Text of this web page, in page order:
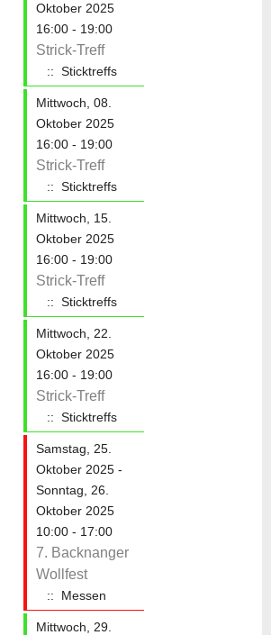
Oktober 2025
16:00 - 19:00
Strick-Treff
:: Sticktreffs
Mittwoch, 08.
Oktober 2025
16:00 - 19:00
Strick-Treff
:: Sticktreffs
Mittwoch, 15.
Oktober 2025
16:00 - 19:00
Strick-Treff
:: Sticktreffs
Mittwoch, 22.
Oktober 2025
16:00 - 19:00
Strick-Treff
:: Sticktreffs
Samstag, 25.
Oktober 2025 -
Sonntag, 26.
Oktober 2025
10:00 - 17:00
7. Backnanger
Wollfest
:: Messen
Mittwoch, 29.